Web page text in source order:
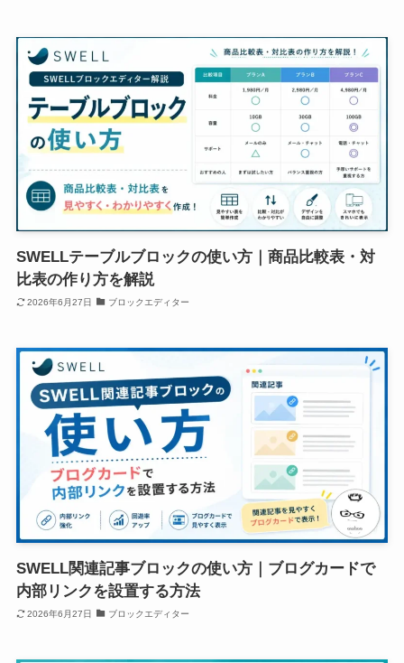
SWELLテーブルブロックの使い方｜商品比較表・対
比表の作り方を解説
2026年6月27日 ブロックエディター
SWELL関連記事ブロックの使い方｜ブログカードで
内部リンクを設置する方法
2026年6月27日 ブロックエディター